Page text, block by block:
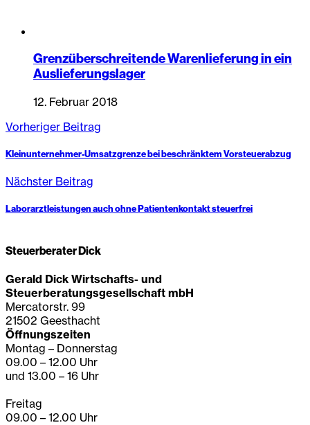
Grenzüberschreitende Warenlieferung in ein
Auslieferungslager
12. Februar 2018
Vorheriger Beitrag
Kleinunternehmer-Umsatzgrenze bei beschränktem Vorsteuerabzug
Nächster Beitrag
Laborarztleistungen auch ohne Patientenkontakt steuerfrei
Steuerberater Dick
Gerald Dick Wirtschafts- und
Steuerberatungsgesellschaft mbH
Mercatorstr. 99
21502 Geesthacht
Öffnungszeiten
Montag – Donnerstag
09.00 – 12.00 Uhr
und 13.00 – 16 Uhr
Freitag
09.00 – 12.00 Uhr